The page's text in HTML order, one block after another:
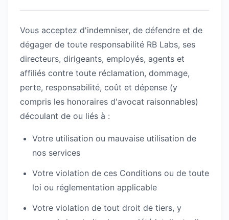
Vous acceptez d'indemniser, de défendre et de
dégager de toute responsabilité RB Labs, ses
directeurs, dirigeants, employés, agents et
affiliés contre toute réclamation, dommage,
perte, responsabilité, coût et dépense (y
compris les honoraires d'avocat raisonnables)
découlant de ou liés à :
Votre utilisation ou mauvaise utilisation de
nos services
Votre violation de ces Conditions ou de toute
loi ou réglementation applicable
Votre violation de tout droit de tiers, y